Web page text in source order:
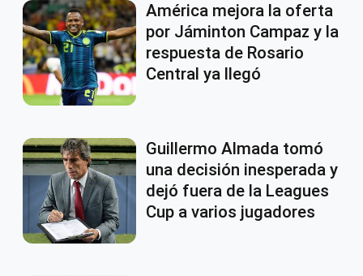
América mejora la oferta
por Jáminton Campaz y la
respuesta de Rosario
Central ya llegó
Guillermo Almada tomó
una decisión inesperada y
dejó fuera de la Leagues
Cup a varios jugadores